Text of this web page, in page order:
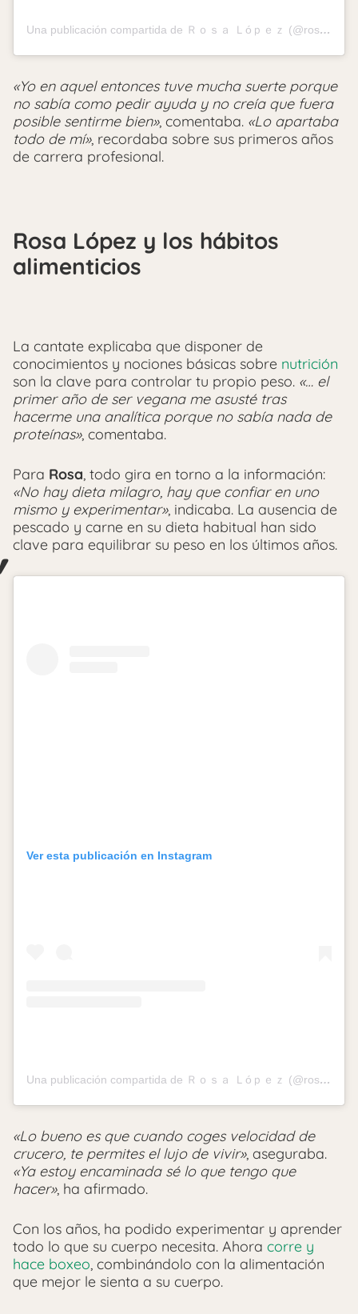
Una publicación compartida de Ｒｏｓａ Ｌóｐｅｚ (@rosalopezoficial)
«Yo en aquel entonces tuve mucha suerte porque
no sabía como pedir ayuda y no creía que fuera
posible sentirme bien», comentaba. «Lo apartaba
todo de mí», recordaba sobre sus primeros años
de carrera profesional.
Rosa López y los hábitos
alimenticios
La cantate explicaba que disponer de
conocimientos y nociones básicas sobre nutrición
son la clave para controlar tu propio peso. «… el
primer año de ser vegana me asusté tras
hacerme una analítica porque no sabía nada de
proteínas», comentaba.
Para Rosa, todo gira en torno a la información:
«No hay dieta milagro, hay que confiar en uno
mismo y experimentar», indicaba. La ausencia de
pescado y carne en su dieta habitual han sido
clave para equilibrar su peso en los últimos años.
Ver esta publicación en Instagram
Una publicación compartida de Ｒｏｓａ Ｌóｐｅｚ (@rosalopezoficial)
«Lo bueno es que cuando coges velocidad de
crucero, te permites el lujo de vivir», aseguraba.
«Ya estoy encaminada sé lo que tengo que
hacer», ha afirmado.
Con los años, ha podido experimentar y aprender
todo lo que su cuerpo necesita. Ahora corre y
hace boxeo , combinándolo con la alimentación
que mejor le sienta a su cuerpo.